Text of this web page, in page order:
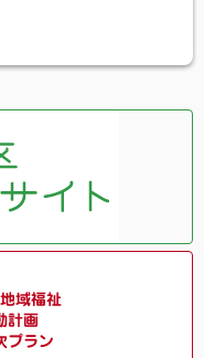
域福祉
計画
プラン